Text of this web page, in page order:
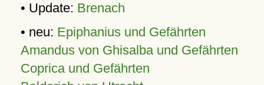
• Update: Brenach
• neu: Epiphanius und Gefährten
Amandus von Ghisalba und Gefährten
Coprica und Gefährten